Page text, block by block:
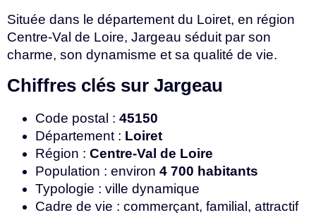
Située dans le département du Loiret, en région
Centre-Val de Loire, Jargeau séduit par son
charme, son dynamisme et sa qualité de vie.
Chiffres clés sur Jargeau
Code postal : 45150
Département : Loiret
Région : Centre-Val de Loire
Population : environ 4 700 habitants
Typologie : ville dynamique
Cadre de vie : commerçant, familial, attractif